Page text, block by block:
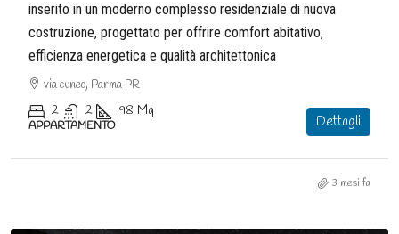
inserito in un moderno complesso residenziale di nuova
costruzione, progettato per offrire comfort abitativo,
efficienza energetica e qualità architettonica
via cuneo, Parma PR
2 2 98 Mq
APPARTAMENTO Dettagli
3 mesi fa